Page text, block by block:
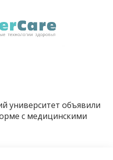
университет объявили
с медицинскими